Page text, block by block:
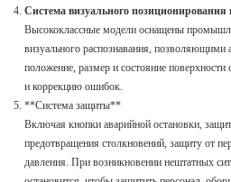
Система визуального
Высококлассные модели оснащены
визуального распознавания, позволяющими
положение, размер и состояние поверхности
и коррекцию ошибок.
**Система защиты**
Включая кнопки аварийной остановки,
предотвращения столкновений, защиту от
давления. При возникновении нештатных